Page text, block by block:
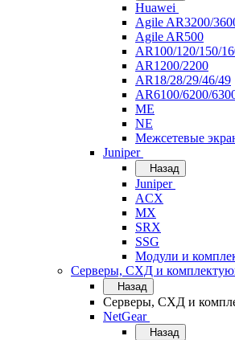
Huawei
Agile AR3200/
Agile AR500
AR100/120/150/
AR1200/2200
AR18/28/29/46/49
AR6100/6200/
ME
NE
Межсетевые
Juniper
Назад
Juniper
ACX
MX
SRX
SSG
Модули и
Серверы, СХД и
Назад
Серверы, СХД и
NetGear
Назад